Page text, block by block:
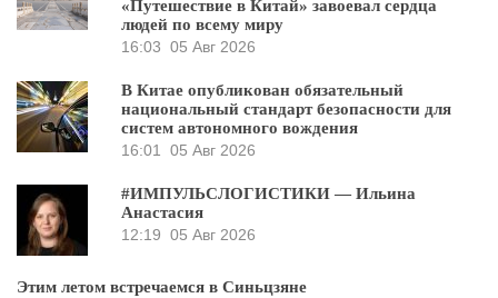
«Путешествие в Китай» завоевал сердца
людей по всему миру
16:03 05 Авг 2026
В Китае опубликован обязательный
национальный стандарт безопасности для
систем автономного вождения
16:01
05 Авг 2026
#ИМПУЛЬСЛОГИСТИКИ — Ильина
Анастасия
12:19 05 Авг 2026
Этим летом встречаемся в Синьцзяне